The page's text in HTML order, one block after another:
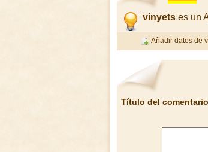
vinyetses un
Añadir datos de
Título del comentario